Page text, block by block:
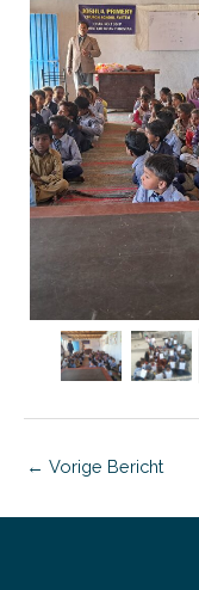
← Vorige Bericht